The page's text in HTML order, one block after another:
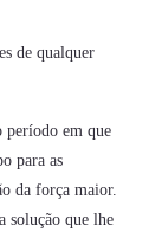
de qualquer
período em que
para as
da força maior.
solução que lhe